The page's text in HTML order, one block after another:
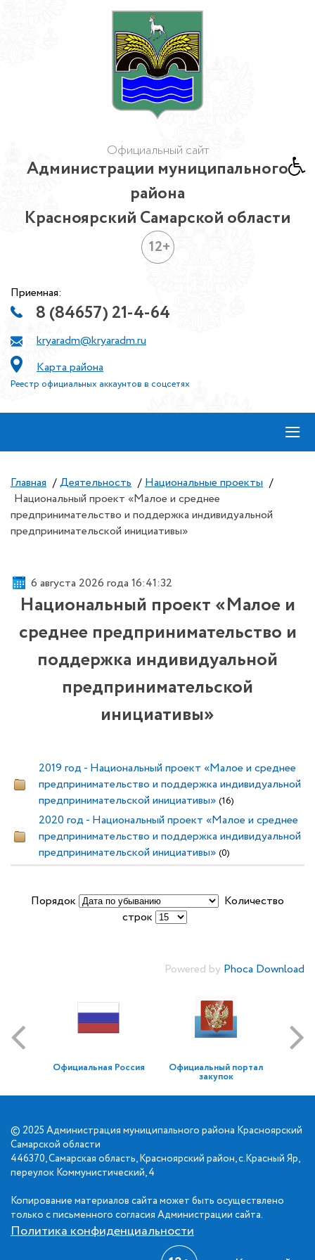
Официальный сайт
Администрации муниципального
района
Красноярский Самарской области
12+
Приемная:
8 (84657) 21-4-64
kryaradm@kryaradm.ru
Карта района
Реестр официальных аккаунтов в соцсетях
≡
Главная / Деятельность / Национальные проекты /
Национальный проект «Малое и среднее
предпринимательство и поддержка индивидуальной
предпринимательской инициативы»
6 августа 2026 года 16:41:32
Национальный проект «Малое и
среднее предпринимательство и
поддержка индивидуальной
предпринимательской
инициативы»
2019 год - Национальный проект «Малое и среднее
предпринимательство и поддержка индивидуальной
предпринимательской инициативы» (16)
2020 год - Национальный проект «Малое и среднее
предпринимательство и поддержка индивидуальной
предпринимательской инициативы» (0)
Порядок
Количество
строк
Powered by Phoca Download
Официальная Россия Официальный портал
закупок
© 2025 Администрация муниципального района Красноярский
Самарской области
446370, Самарская область, Красноярский район, с.Красный Яр,
переулок Коммунистический, 4
Копирование материалов сайта может быть осуществлено
только с письменного согласия Администрации сайта.
Политика конфиденциальности